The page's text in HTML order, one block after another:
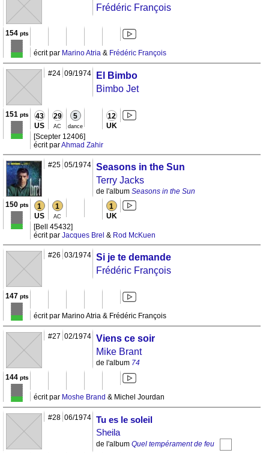
Frédéric François
154pts
écrit par Marino Atria & Frédéric François
#24 09/1974
El Bimbo
Bimbo Jet
151 pts 43
US
29
AC
5
dance
12
UK
[Scepter 12406]
écrit parAhmad Zahir
#25 05/1974 Seasons in the Sun
Terry Jacks
de l'album Seasons in the Sun
150pts 1
US
1
AC
1
UK
[Bell 45432]
écrit par Jacques Brel & Rod McKuen
#26 03/1974 Si je te demande
Frédéric François
147 pts
écrit par Marino Atria & Frédéric François
#27 02/1974 Viens ce soir
Mike Brant
de l'album 74
144pts
écrit par Moshe Brand & Michel Jourdan
#28 06/1974 Tu es le soleil
Sheila
de l'album Quel tempérament de feu